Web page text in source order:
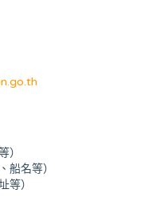
）
船名等）
等）